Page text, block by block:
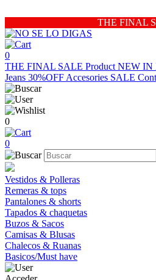
THE FINAL
0
THE FINAL SALE Product NEW IN
Jeans 30%OFF Accesories SALE
0
0
Vestidos & Polleras
Remeras & tops
Pantalones & shorts
Tapados & chaquetas
Buzos & Sacos
Camisas & Blusas
Chalecos & Ruanas
Basicos/Must have